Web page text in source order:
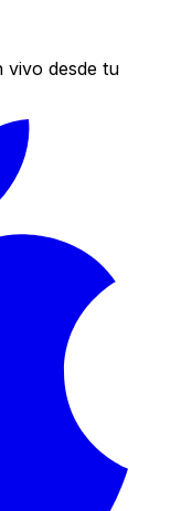
vivo desde tu